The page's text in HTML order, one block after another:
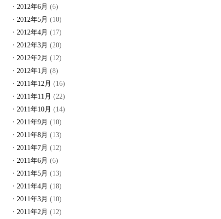
2012年6月 (6)
2012年5月 (10)
2012年4月 (17)
2012年3月 (20)
2012年2月 (12)
2012年1月 (8)
2011年12月 (16)
2011年11月 (22)
2011年10月 (14)
2011年9月 (10)
2011年8月 (13)
2011年7月 (12)
2011年6月 (6)
2011年5月 (13)
2011年4月 (18)
2011年3月 (10)
2011年2月 (12)